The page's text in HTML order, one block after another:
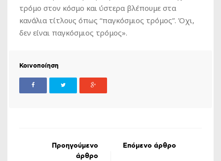
τρόμο στον κόσμο και ύστερα βλέπουμε στα
κανάλια τίτλους όπως “παγκόσμιος τρόμος”. Όχι,
δεν είναι παγκόσμιος τρόμος».
Κοινοποίηση
Προηγούμενο
άρθρο
Επόμενο άρθρο